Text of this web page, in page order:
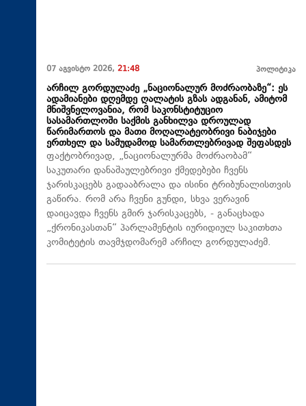
07 აგვისტო 2026, 21:48 პოლიტიკა
არჩილ გორდულაძე „ნაციონალურ მოძრაობაზე“: ეს
ადამიანები დღემდე ღალატის გზას ადგანან, ამიტომ
მნიშვნელოვანია, რომ საკონსტიტუციო
სასამართლოში საქმის განხილვა დროულად
წარიმართოს და მათი მოღალატეობრივი ნაბიჯები
ერთხელ და სამუდამოდ სამართლებრივად შეფასდეს
ფაქტობრივად, „ნაციონალურმა მოძრაობამ“
საკუთარი დანაშაულებრივი ქმედებები ჩვენს
ჯარისკაცებს გადააბრალა და ისინი ტრიბუნალისთვის
გაწირა. რომ არა ჩვენი გუნდი, სხვა ვერავინ
დაიცავდა ჩვენს გმირ ჯარისკაცებს, - განაცხადა
„ქრონიკასთან“ პარლამენტის იურიდიულ საკითხთა
კომიტეტის თავმჯდომარემ არჩილ გორდულაძემ.